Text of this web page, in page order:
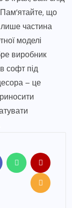
Пам’ятайте, що
частина
моделі
виробник
софт під
– це